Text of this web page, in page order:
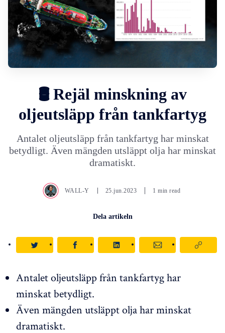
🛢️ Rejäl minskning av
oljeutsläpp från tankfartyg
Antalet oljeutsläpp från tankfartyg har minskat
betydligt. Även mängden utsläppt olja har minskat
dramatiskt.
WALL-Y 25.jun.2023 1 min read
Dela artikeln
Antalet oljeutsläpp från tankfartyg har
minskat betydligt.
Även mängden utsläppt olja har minskat
dramatiskt.